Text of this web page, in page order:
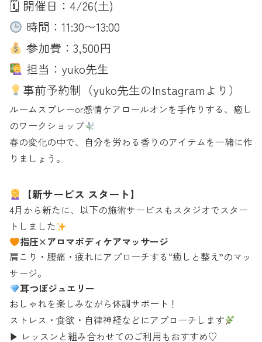
🗓 開催日：4/26(土)
時間：11:30〜13:00
参加費：3,500円
担当：yuko先生
事前予約制（yuko先生のInstagramより）
ルームスプレーor感情ケアロールオンを手作りする、癒し
のワークショップ
春の変化の中で、自分を労わる香りのアイテムを一緒に作
りましょう。
【新サービス スタート】
4月から新たに、以下の施術サービスもスタジオでスター
トしました
指圧×アロマボディケアマッサージ
肩こり・腰痛・疲れにアプローチする“癒しと整え”のマッ
サージ。
耳つぼジュエリー
おしゃれを楽しみながら体調サポート！
ストレス・食欲・自律神経などにアプローチします
▶︎ レッスンと組み合わせてのご利用もおすすめ♡